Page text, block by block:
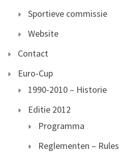
Sportieve commissie
Website
Contact
Euro-Cup
1990-2010 – Historie
Editie 2012
Programma
Reglementen – Rules